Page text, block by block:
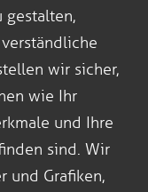
gestalten,
wir sicher,
wie Ihr
und Ihre
sind. Wir
und Grafiken,